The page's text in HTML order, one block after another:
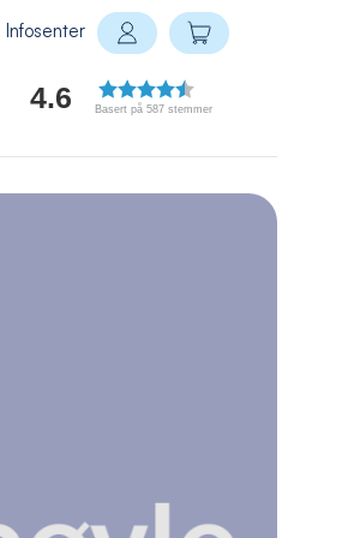
4.6 Basert på 587 stemmer
Infosenter
Logg inn
Min handlekurv